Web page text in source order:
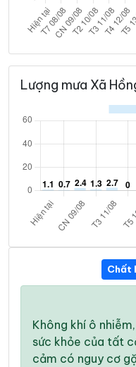
Lượng mưa Xã
Chất
Không khí ô
sức khỏe của tất
cảm có nguy cơ